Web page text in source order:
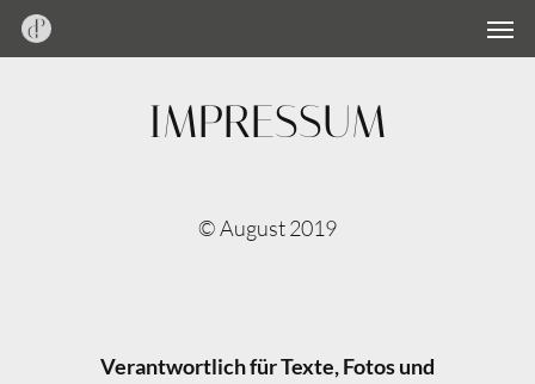
Skip
to
IMPRESSUM
© August 2019
Verantwortlich für Texte, Fotos und
Menu